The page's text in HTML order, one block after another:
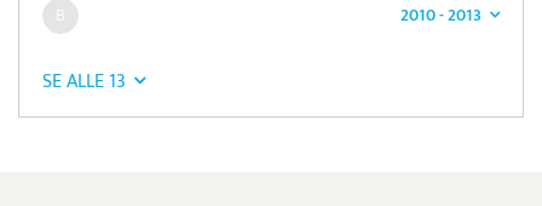
2010 - 2013
SE ALLE 13